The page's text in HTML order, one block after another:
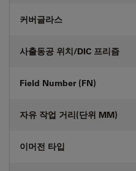
커버글라스
사출동공 위치/DIC 프리즘
Field Number (FN)
자유 작업 거리(단위 MM)
이머전 타입